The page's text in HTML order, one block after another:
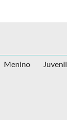
Menino Juvenil